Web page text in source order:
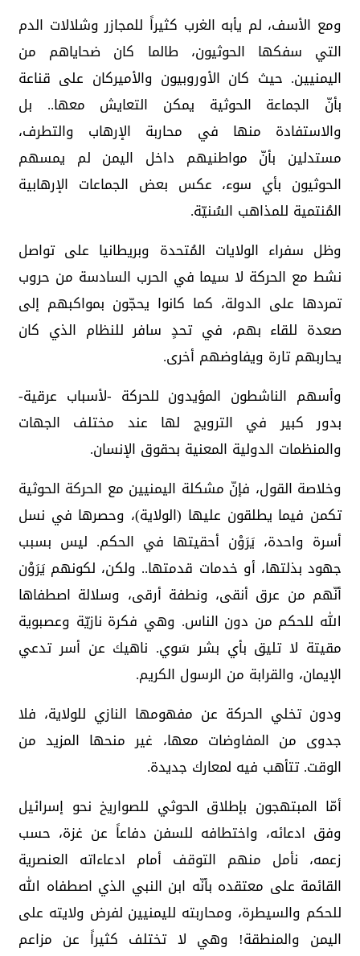
ومع الأسف، لم يأبه الغرب كثيراً للمجازر وشلالات الدم
التي سفكها الحوثيون، طالما كان ضحاياهم من
اليمنيين. حيث كان الأوروبيون والأميركان على قناعة
بأنّ الجماعة الحوثية يمكن التعايش معها.. بل
والاستفادة منها في محاربة الإرهاب والتطرف،
مستدلين بأنّ مواطنيهم داخل اليمن لم يمسهم
الحوثيون بأي سوء، عكس بعض الجماعات الإرهابية
المُنتمية للمذاهب السُنيّة.
وظل سفراء الولايات المُتحدة وبريطانيا على تواصل
نشط مع الحركة لا سيما في الحرب السادسة من حروب
تمردها على الدولة، كما كانوا يحجّون بمواكبهم إلى
صعدة للقاء بهم، في تحدٍ سافر للنظام الذي كان
يحاربهم تارة ويفاوضهم أخرى.
وأسهم الناشطون المؤيدون للحركة -لأسباب عرقية-
بدور كبير في الترويج لها عند مختلف الجهات
والمنظمات الدولية المعنية بحقوق الإنسان.
وخلاصة القول، فإنّ مشكلة اليمنيين مع الحركة الحوثية
تكمن فيما يطلقون عليها (الولاية)، وحصرها في نسل
أسرة واحدة، يَرَوْن أحقيتها في الحكم. ليس بسبب
جهود بذلتها، أو خدمات قدمتها.. ولكن، لكونهم يَرَوْن
أنّهم من عرق أنقى، ونطفة أرقى، وسلالة اصطفاها
الله للحكم من دون الناس. وهي فكرة نازيّة وعصبوية
مقيتة لا تليق بأي بشر سَوي. ناهيك عن أسر تدعي
الإيمان، والقرابة من الرسول الكريم.
ودون تخلي الحركة عن مفهومها النازي للولاية، فلا
جدوى من المفاوضات معها، غير منحها المزيد من
الوقت. تتأهب فيه لمعارك جديدة.
أمّا المبتهجون بإطلاق الحوثي للصواريخ نحو إسرائيل
وفق ادعائه، واختطافه للسفن دفاعاً عن غزة، حسب
زعمه، نأمل منهم التوقف أمام ادعاءاته العنصرية
القائمة على معتقده بأنّه ابن النبي الذي اصطفاه الله
للحكم والسيطرة، ومحاربته لليمنيين لفرض ولايته على
اليمن والمنطقة! وهي لا تختلف كثيراً عن مزاعم